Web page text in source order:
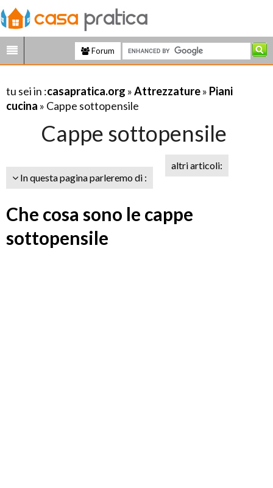
Forum
tu sei in :casapratica.org »Attrezzature» Piani
cucina » Cappe sottopensile
Cappe sottopensile
In questa pagina parleremo di :
altri articoli:
Che cosa sono le cappe
sottopensile